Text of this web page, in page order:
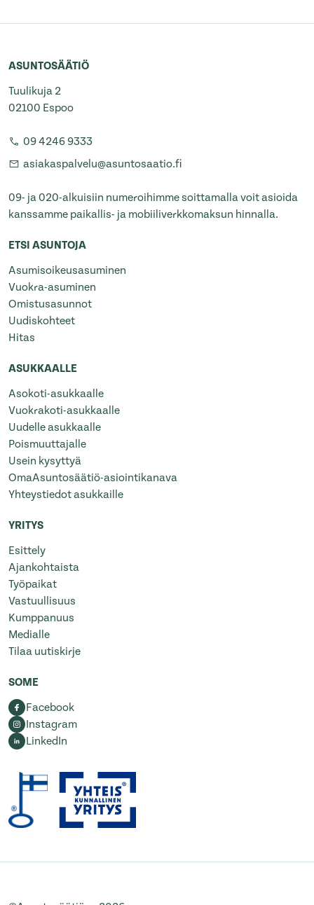
ASUNTOSÄÄTIÖ
Tuulikuja 2
02100 Espoo
09 4246 9333
asiakaspalvelu@asuntosaatio.fi
09- ja 020-alkuisiin numeroihimme soittamalla voit asioida
kanssamme paikallis- ja mobiiliverkkomaksun hinnalla.
ETSI ASUNTOJA
Asumisoikeusasuminen
Vuokra-asuminen
Omistusasunnot
Uudiskohteet
Hitas
ASUKKAALLE
Asokoti-asukkaalle
Vuokrakoti-asukkaalle
Uudelle asukkaalle
Poismuuttajalle
Usein kysyttyä
OmaAsuntosäätiö-asiointikanava
Yhteystiedot asukkaille
YRITYS
Esittely
Ajankohtaista
Työpaikat
Vastuullisuus
Kumppanuus
Medialle
Tilaa uutiskirje
SOME
Facebook
Instagram
LinkedIn